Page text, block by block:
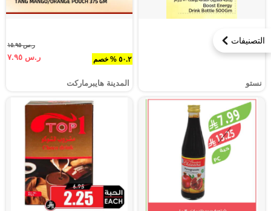
التصنيفات
نستو
٥٠.٢ % خصم
ر.س ١٥.٩٥
ر.س ٧.٩٥
المدينة هايبرماركت